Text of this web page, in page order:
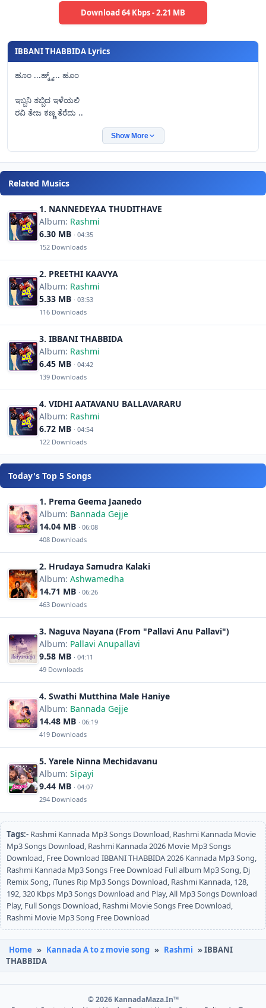
Download 64 Kbps - 2.21 MB
IBBANI THABBIDA Lyrics
ಹೂಂ ...ಹ್ಮ್ಮ್... ಹೂಂ
ಇಬ್ಬನಿ ತಬ್ಬಿದ ಇಳೆಯಲಿ
ರವಿ ತೇಜ ಕಣ್ಣ ತೆರೆದು ..
ರವಿ ತೇಜ ಕಣ್ಣ ತೆರೆದು
ಬಾನಾ ಕೋಟಿ ಕಿರಣ ಇಳಿದು ಬಂತು ಭೂ..ಮಿಗೆ ...
ರವಿ ತೇಜ ಕಣ್ಣ ತೆರೆದು ..
ಬಾನಾ ಕೋಟಿ ಕಿರಣ ಇಳಿದು ಬಂತು ಭೂ..ಮಿಗೆ ...
ಹಾಡು ಹಕ್ಕಿಕೂಗಿ ಇಂಪಾದ ಗಾನವು
ಗಾಳಿ ಬೀಸಿ ಬೀಸಿ ಮಧು ಮಧುರ ತಾಣವು
ಬೆಳಕ್ಕಿ ಕೂಗಿ ಪಲ್ಲಕ್ಕಿ.
ಕಣ್ಣಲ್ಲಿ ಭಾವ ಉಕ್ಕುಕ್ಕಿ
ಮೊಲ್ಲೆ ಮರದ ಜಾಜಿ ಸೊಗಸಾಗಿ ಅರಳಿ
ಕಾನನದ ಕಾವ್ಯ..
ಇಬ್ಬನಿ ತಬ್ಬಿದ ಇಳೆಯಲಿ
ರವಿ ತೇಜ ಕಣ್ಣ ತೆರೆದು ..
ಬಾನಾ ಕೋಟಿ ಕಿರಣ ಇಳಿದು ಬಂತು ಭೂಮಿಗೆ ...
ದೂರ ನಿಂತ ಬೆಟ್ಟ ಗಂಭೀರ ಮೌನವು..
ಟೊಂಗೆ ಟೊಂಗೆ ಸೇರಿ ಹಸಿ ಹಸಿರ ಲಾಸ್ಯವು
ಅತ್ತಿತ್ತ ಧಾರೆ ಚೆಲ್ಲುತ್ತ..
ಧುಮ್ಮಿಕ್ಕಿ ನದಿಯು ಓಡುತ್ತ
ಹಾವು ಹರಿದ ರೀತಿ..ಚೆಲುವಾಗಿ ಹರಿವ
ಕಾವೇರಿಯ ನಾಟ್ಯ
ಇಬ್ಬನಿ ತಬ್ಬಿದ ಇಳೆಯಲಿ
ರವಿ ತೇಜ ಕಣ್ಣ ತೆರೆದು ..
ಬಾನಾ ಕೋಟಿ ಕಿರಣ ಇಳಿದು ಬಂತು ಭೂಮಿಗೆ
ಹೂಂ ಹೂ ಹೂ ಹೂಂ ಹೂಂ ಹೂ ಹೂ
Show More
Related Musics
1. NANNEDEYAA THUDITHAVE
Album: Rashmi
6.30 MB · 04:35
152 Downloads
2. PREETHI KAAVYA
Album: Rashmi
5.33 MB · 03:53
116 Downloads
3. IBBANI THABBIDA
Album: Rashmi
6.45 MB · 04:42
139 Downloads
4. VIDHI AATAVANU BALLAVARARU
Album: Rashmi
6.72 MB · 04:54
122 Downloads
Today's Top 5 Songs
1. Prema Geema Jaanedo
Album: Bannada Gejje
14.04 MB · 06:08
408 Downloads
2. Hrudaya Samudra Kalaki
Album: Ashwamedha
14.71 MB · 06:26
463 Downloads
3. Naguva Nayana (From "Pallavi Anu Pallavi")
Album: Pallavi Anupallavi
9.58 MB · 04:11
49 Downloads
4. Swathi Mutthina Male Haniye
Album: Bannada Gejje
14.48 MB · 06:19
419 Downloads
5. Yarele Ninna Mechidavanu
Album: Sipayi
9.44 MB · 04:07
294 Downloads
Tags:- Rashmi Kannada Mp3 Songs Download, Rashmi Kannada Movie
Mp3 Songs Download, Rashmi Kannada 2026 Movie Mp3 Songs
Download, Free Download IBBANI THABBIDA 2026 Kannada Mp3 Song,
Rashmi Kannada Mp3 Songs Free Download Full album Mp3 Song, Dj
Remix Song, iTunes Rip Mp3 Songs Download, Rashmi Kannada, 128,
192, 320 Kbps Mp3 Songs Download and Play, All Mp3 Songs Download
Play, Full Songs Download, Rashmi Movie Songs Free Download,
Rashmi Movie Mp3 Song Free Download
Home » Kannada A to z movie song » Rashmi » IBBANI
THABBIDA
© 2026 KannadaMaza.In™